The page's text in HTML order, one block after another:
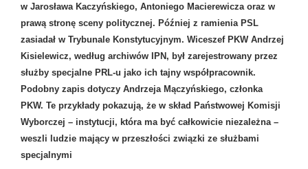
w Jarosława Kaczyńskiego, Antoniego Macierewicza oraz w
prawą stronę sceny politycznej. Później z ramienia PSL
zasiadał w Trybunale Konstytucyjnym. Wiceszef PKW Andrzej
Kisielewicz, według archiwów IPN, był zarejestrowany przez
służby specjalne PRL‑u jako ich tajny współpracownik.
Podobny zapis dotyczy Andrzeja Mączyńskiego, członka
PKW. Te przykłady pokazują, że w skład Państwowej Komisji
Wyborczej – instytucji, która ma być całkowicie niezależna –
weszli ludzie mający w przeszłości związki ze służbami
specjalnymi